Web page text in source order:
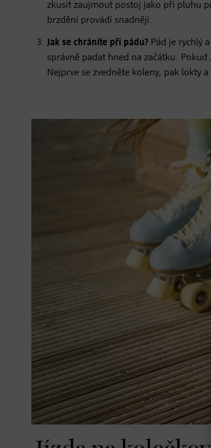
zkusit zaujmout postoj jako při pluhu
brzdění provádí snadněji.
Jak se chráníte při pádu? Pád je rychlý
správně padat hned na začátku.
Nejprve se zvedněte koleny, pak lokty